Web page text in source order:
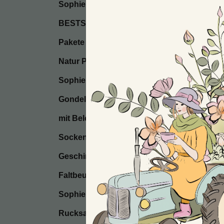
Sophie’s Seifen
BESTSELLER / Start
Pakete
Natur Postkarten
Sophie’s Seccos
Gondel Anhänger
mit Beleuchtung
Socken
Geschirrtücher
Faltbeutel
Sophie’s Kissen
Rucksackbeutel